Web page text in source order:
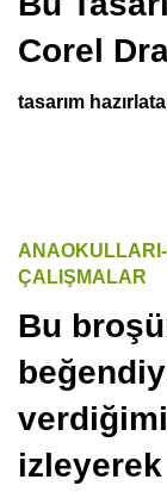
Corel
tasarım
ANAOKULLARI-
ÇALIŞMALAR
Bu